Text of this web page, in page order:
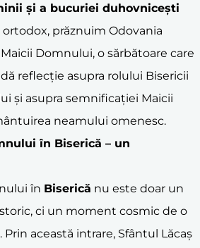
și a bucuriei duhovnicești
prăznuim Odovania
Maicii Domnului, o sărbătoare care
reflecție asupra rolului Bisericii
și asupra semnificației Maicii
neamului omenesc.
în Biserică – un
în Biserică nu este doar un
ci un moment cosmic de o
această intrare, Sfântul Lăcaș